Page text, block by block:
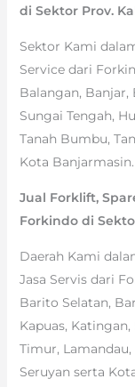
di Sektor Prov.
Sektor Kami
Service dari
Balangan, Banjar,
Sungai Tengah,
Tanah Bumbu,
Kota Banjarmasin.
Jual Forklift,
Forkindo di
Daerah Kami
Jasa Servis dari
Barito Selatan,
Kapuas,
Timur,
Seruyan serta